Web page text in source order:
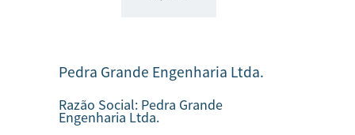
Pedra Grande Engenharia Ltda.
Razão Social: Pedra Grande
Engenharia Ltda.